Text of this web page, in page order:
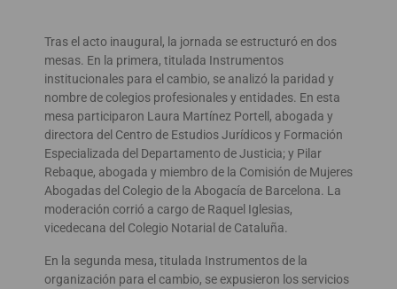
Tras el acto inaugural, la jornada se estructuró en dos
mesas. En la primera, titulada Instrumentos
institucionales para el cambio, se analizó la paridad y
nombre de colegios profesionales y entidades. En esta
mesa participaron Laura Martínez Portell, abogada y
directora del Centro de Estudios Jurídicos y Formación
Especializada del Departamento de Justicia; y Pilar
Rebaque, abogada y miembro de la Comisión de Mujeres
Abogadas del Colegio de la Abogacía de Barcelona. La
moderación corrió a cargo de Raquel Iglesias,
vicedecana del Colegio Notarial de Cataluña.
En la segunda mesa, titulada Instrumentos de la
organización para el cambio, se expusieron los servicios